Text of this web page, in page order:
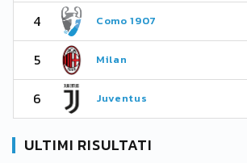
4 Como 1907
5 Milan
6 Juventus
ULTIMI RISULTATI